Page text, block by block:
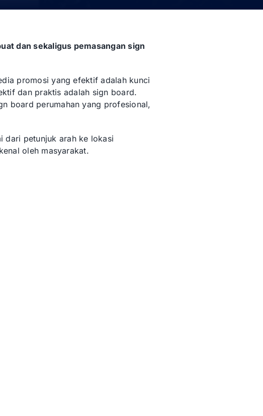
dan sekaligus pemasangan sign
promosi yang efektif adalah kunci
dan praktis adalah sign board.
board perumahan yang profesional,
dari petunjuk arah ke lokasi
oleh masyarakat.